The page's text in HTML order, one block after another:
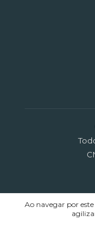
Ao navegar por este